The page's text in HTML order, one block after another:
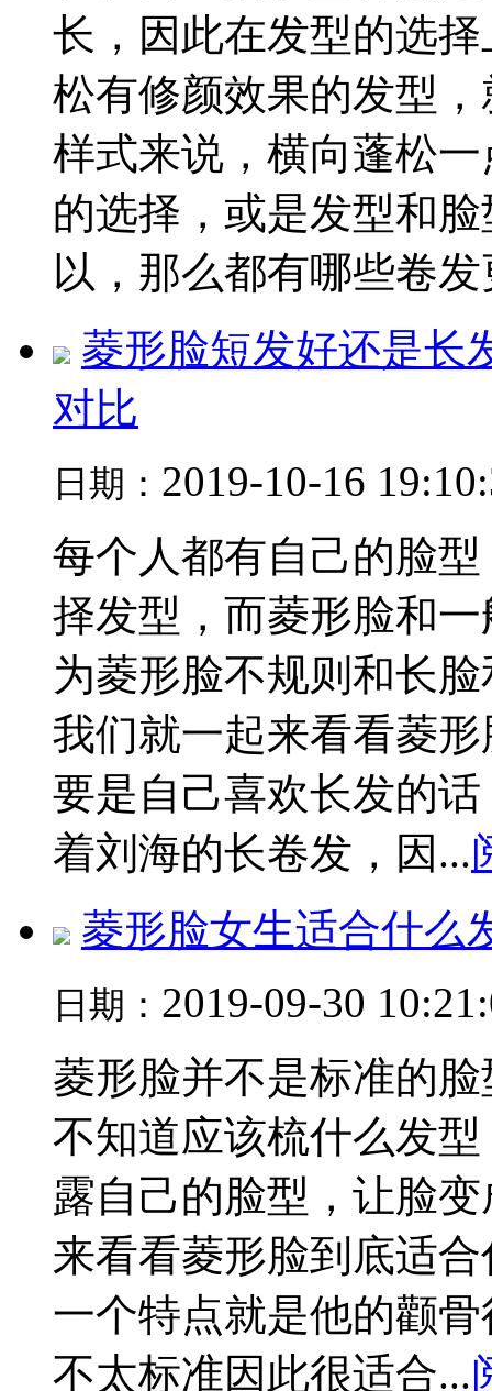
长，因此在发型的选
松有修颜效果的发型
样式来说，横向蓬松
的选择，或是发型和
以，那么都有哪些卷发
菱形脸短发好还是长
对比
日期： 2019-10-16
每个人都有自己的脸
择发型，而菱形脸和
为菱形脸不规则和长
我们就一起来看看菱
要是自己喜欢长发的
着刘海的长卷发，因...
菱形脸女生适合什么
日期： 2019-09-30
菱形脸并不是标准的
不知道应该梳什么发
露自己的脸型，让脸
来看看菱形脸到底适
一个特点就是他的颧
不太标准因此很适合...